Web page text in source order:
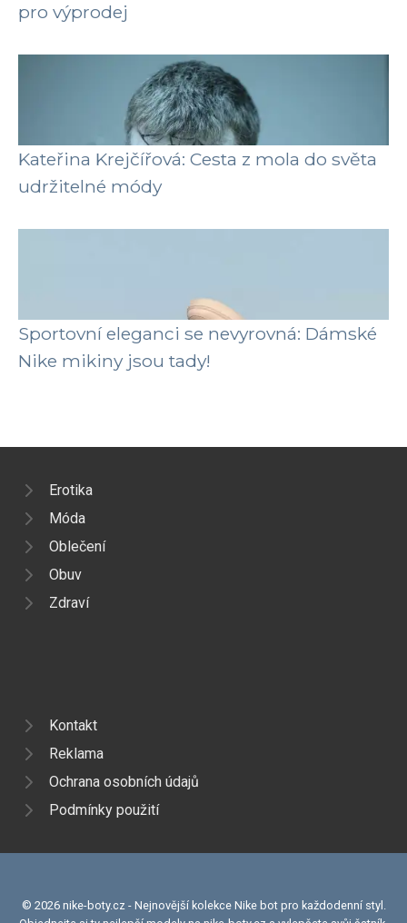
pro výprodej
Kateřina Krejčířová: Cesta z mola do světa
udržitelné módy
Sportovní eleganci se nevyrovná: Dámské
Nike mikiny jsou tady!
Erotika
Móda
Oblečení
Obuv
Zdraví
Kontakt
Reklama
Ochrana osobních údajů
Podmínky použití
© 2026 nike-boty.cz - Nejnovější kolekce Nike bot pro každodenní styl.